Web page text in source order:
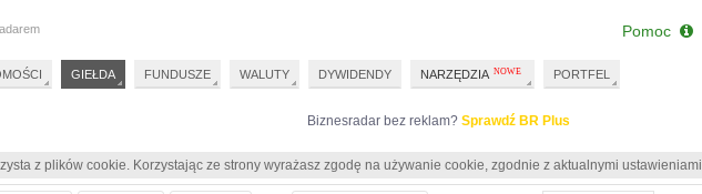
Biznesradar bez reklam? Sprawdź BR Plus
z plików cookie. Korzystając ze strony wyrażasz zgodę na używanie cookie, zgodnie z aktualnymi
GIEŁDA FUNDUSZE WALUTY DYWIDENDY NARZĘDZIA PORTFEL
Pomoc